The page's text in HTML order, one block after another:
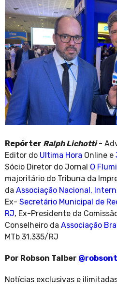
Repórter Ralph Lichotti-
Editor do Ultima Hora Online e
Sócio Diretor do Jornal O
majoritário do Tribuna da
da Associação Nacional,
Ex- Secretário Municipal de
RJ, Ex-Presidente da
Conselheiro da Associação
MTb 31.335/RJ
Por Robson Talber
Notícias exclusivas e